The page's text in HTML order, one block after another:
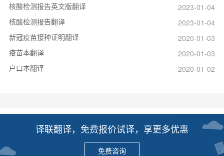
核酸检测报告英文版翻译
2023-01-04
核酸检测报告翻译
2023-01-04
新冠疫苗接种证明翻译
2020-01-03
疫苗本翻译
2020-01-03
户口本翻译
2020-01-02
译联翻译，免费报价试译，享更多优惠
免费咨询